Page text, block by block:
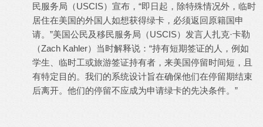
民服务局（USCIS）宣布，“即日起，除特殊情况外，临时
居住在美国的外国人如想获得绿卡，必须返回原籍国申
请。”美国公民及移民服务局（USCIS）发言人扎克·卡勒
（Zach Kahler）当时解释说：“持有短期签证的人，例如
学生、临时工或旅游签证持有者，来美国停留时间短，且
有特定目的。我们的系统设计旨在确保他们在停留期结束
后离开。他们的停留不应成为申请绿卡的先决条件。”